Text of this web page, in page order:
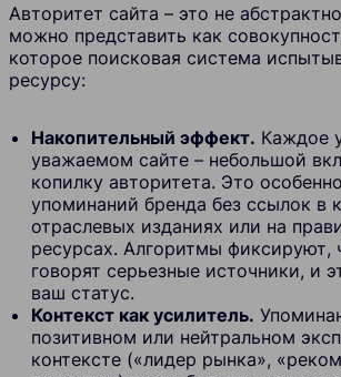
Авторитет сайта – это не
можно представить как
которое поисковая система
ресурсу:
Накопительный эффект. Каждое
уважаемом сайте – небольшой
копилку авторитета. Это
упоминаний бренда без ссылок в
отраслевых изданиях или на
ресурсах. Алгоритмы фиксируют,
говорят серьезные источники, и
ваш статус.
Контекст как усилитель.
позитивном или нейтральном
контексте («лидер рынка»,